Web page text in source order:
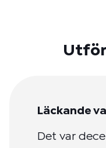
Läckande
Det var